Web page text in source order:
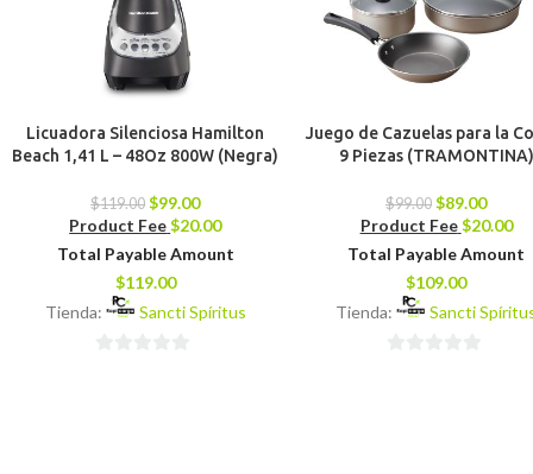
Licuadora Silenciosa Hamilton
Beach 1,41 L – 48Oz 800W (Negra)
$119.00 $99.00
Product Fee$20.00
Total Payable Amount
$119.00
Tienda:
Sancti Spíritus
Juego de Cazuelas para la
9 Piezas (TRAMONTINA)
$99.00 $89.00
Product Fee $20.00
Total Payable Amount
$109.00
Tienda:
Sancti